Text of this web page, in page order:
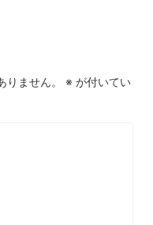
ません。 ※ が付いてい